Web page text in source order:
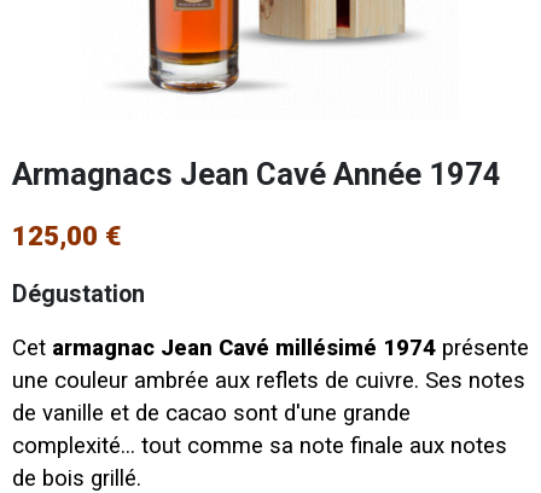
Armagnacs Jean Cavé Année 1974
125,00 €
Dégustation
Cet armagnac Jean Cavé millésimé 1974 présente
une couleur ambrée aux reflets de cuivre. Ses notes
de vanille et de cacao sont d'une grande
complexité... tout comme sa note finale aux notes
de bois grillé.